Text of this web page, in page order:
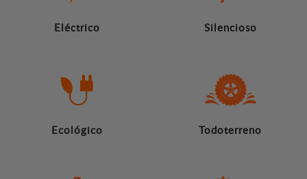
Eléctrico Silencioso
Ecológico Todoterreno